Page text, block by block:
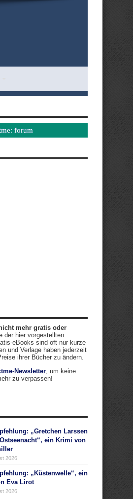
forum
mehr gratis oder
der hier vorgestellten
eBooks sind oft nur kurze
und Verlage haben jederzeit
ihrer Bücher zu ändern.
Newsletter, um keine
zu verpassen!
„Gretchen Larssen
ein Krimi von
2026
„Küstenwelle“, ein
Eva Lirot
2026